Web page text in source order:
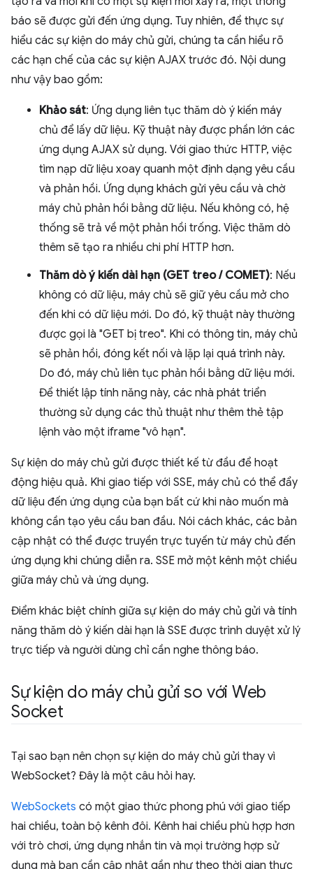
báo sẽ được gửi đến ứng dụng. Tuy nhiên, để thực sự
hiểu các sự kiện do máy chủ gửi, chúng ta cần hiểu rõ
các hạn chế của các sự kiện AJAX trước đó. Nội dung
như vậy bao gồm:
Khảo sát: Ứng dụng liên tục thăm dò ý kiến máy
chủ để lấy dữ liệu. Kỹ thuật này được phần lớn các
ứng dụng AJAX sử dụng. Với giao thức HTTP, việc
tìm nạp dữ liệu xoay quanh một định dạng yêu cầu
và phản hồi. Ứng dụng khách gửi yêu cầu và chờ
máy chủ phản hồi bằng dữ liệu. Nếu không có, hệ
thống sẽ trả về một phản hồi trống. Việc thăm dò
thêm sẽ tạo ra nhiều chi phí HTTP hơn.
Thăm dò ý kiến dài hạn (GET treo / COMET): Nếu
không có dữ liệu, máy chủ sẽ giữ yêu cầu mở cho
đến khi có dữ liệu mới. Do đó, kỹ thuật này thường
được gọi là "GET bị treo". Khi có thông tin, máy chủ
sẽ phản hồi, đóng kết nối và lặp lại quá trình này.
Do đó, máy chủ liên tục phản hồi bằng dữ liệu mới.
Để thiết lập tính năng này, các nhà phát triển
thường sử dụng các thủ thuật như thêm thẻ tập
lệnh vào một iframe "vô hạn".
Sự kiện do máy chủ gửi được thiết kế từ đầu để hoạt
động hiệu quả. Khi giao tiếp với SSE, máy chủ có thể đẩy
dữ liệu đến ứng dụng của bạn bất cứ khi nào muốn mà
không cần tạo yêu cầu ban đầu. Nói cách khác, các bản
cập nhật có thể được truyền trực tuyến từ máy chủ đến
ứng dụng khi chúng diễn ra. SSE mở một kênh một chiều
giữa máy chủ và ứng dụng.
Điểm khác biệt chính giữa sự kiện do máy chủ gửi và tính
năng thăm dò ý kiến dài hạn là SSE được trình duyệt xử lý
trực tiếp và người dùng chỉ cần nghe thông báo.
Sự kiện do máy chủ gửi so với Web
Socket
Tại sao bạn nên chọn sự kiện do máy chủ gửi thay vì
WebSocket? Đây là một câu hỏi hay.
WebSockets có một giao thức phong phú với giao tiếp
hai chiều, toàn bộ kênh đôi. Kênh hai chiều phù hợp hơn
với trò chơi, ứng dụng nhắn tin và mọi trường hợp sử
dụng mà bạn cần cập nhật gần như theo thời gian thực